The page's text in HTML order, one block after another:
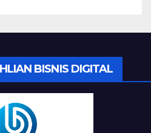
BISNIS DIGITAL